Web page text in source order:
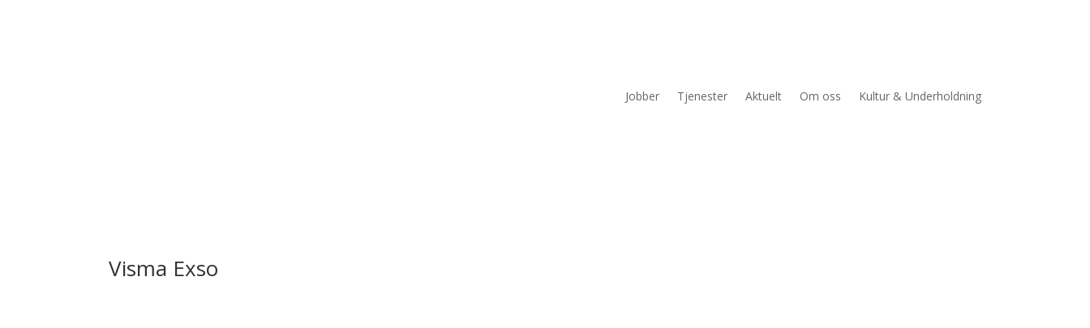
Jobber Tjenester Aktuelt Om oss Kultur & Underholdning
Visma Exso